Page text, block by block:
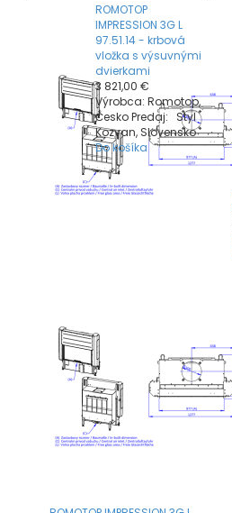
ROMOTOP
IMPRESSION 3G L
97.51.14 - krbová
vložka s výsuvnými
dvierkami
3 821,00 €
Výrobca: Romotop,
Česko Predaj: Styl
Kozvan, Slovensko
Do košíka